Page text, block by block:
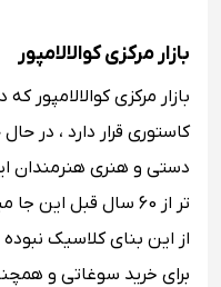
بازار مرکزی کوالالامپور
بازار مرکزی کوالالامپور
کاستوری قرار دارد ، در
دستی و هنری هنرمندان
تر از 60 سال قبل این
از این بنای کلاسیک
برای خرید سوغاتی و